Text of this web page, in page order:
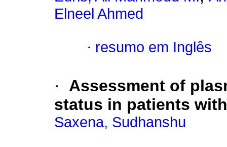
Elneel Ahmed
· resumo em Inglês
·
Assessment of
status in patients
Saxena, Sudhanshu